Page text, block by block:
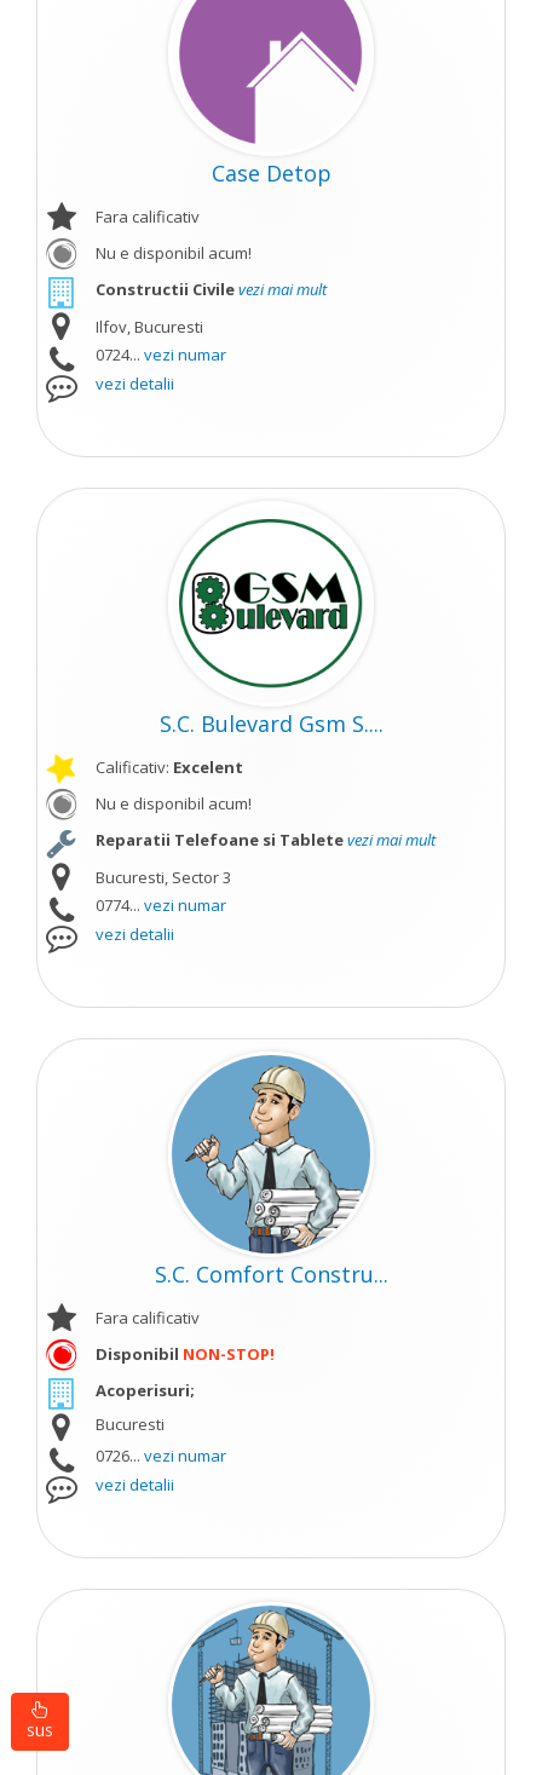
Case Detop
Fara calificativ
Nu e disponibil acum!
Constructii Civilevezi mai mult
Ilfov, Bucuresti
0724... vezi numar
vezi detalii
S.C. Bulevard Gsm S....
Calificativ: Excelent
Nu e disponibil acum!
Reparatii Telefoane si Tabletevezi mai mult
Bucuresti, Sector 3
0774... vezi numar
vezi detalii
S.C. Comfort Constru...
Fara calificativ
Disponibil NON-STOP!
Acoperisuri;
Bucuresti
0726... vezi numar
vezi detalii
sus